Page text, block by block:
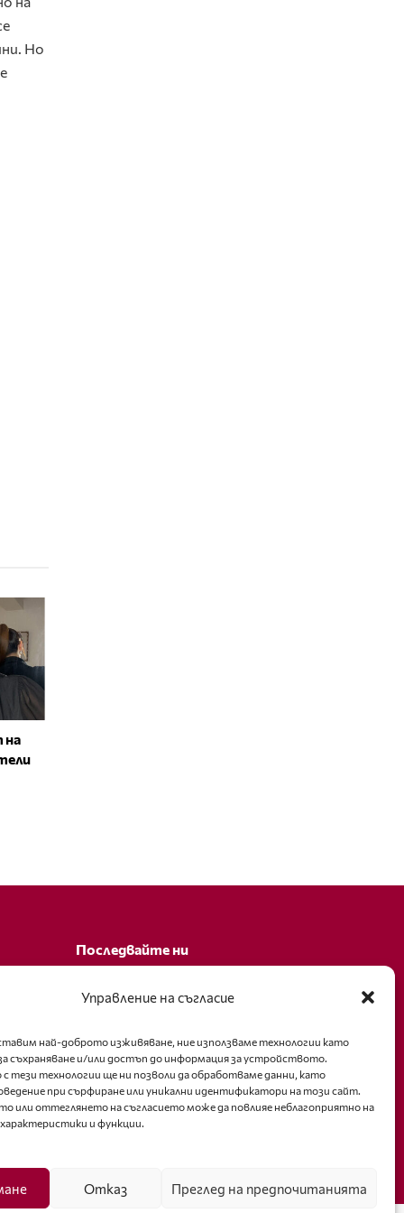
Управление на съгласие
най-доброто изживяване, ние използваме технологии като
съхраняване и/или достъп до информация за устройството.
тези технологии ще ни позволи да обработваме данни, като
при сърфиране или уникални идентификатори на този сайт.
или оттеглянето на съгласието може да повлияе неблагоприятно на
и функции.
Отказ Преглед на предпочитанията
Но
на
Последвайте ни